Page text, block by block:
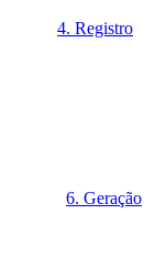
4. Registro
6. Geração